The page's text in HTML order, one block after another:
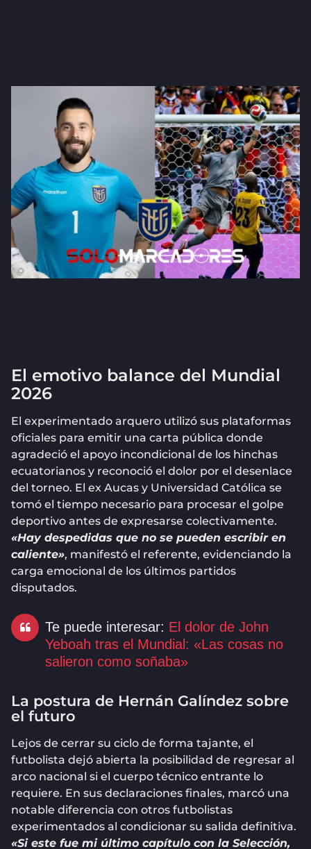
El emotivo balance del Mundial
2026
El experimentado arquero utilizó sus plataformas
oficiales para emitir una carta pública donde
agradeció el apoyo incondicional de los hinchas
ecuatorianos y reconoció el dolor por el desenlace
del torneo. El ex Aucas y Universidad Católica se
tomó el tiempo necesario para procesar el golpe
deportivo antes de expresarse colectivamente.
«Hay despedidas que no se pueden escribir en
caliente», manifestó el referente, evidenciando la
carga emocional de los últimos partidos
disputados.
Te puede interesar: El dolor de John
Yeboah tras el Mundial: «Las cosas no
salieron como soñaba»
La postura de Hernán Galíndez sobre
el futuro
Lejos de cerrar su ciclo de forma tajante, el
futbolista dejó abierta la posibilidad de regresar al
arco nacional si el cuerpo técnico entrante lo
requiere. En sus declaraciones finales, marcó una
notable diferencia con otros futbolistas
experimentados al condicionar su salida definitiva.
«Si este fue mi último capítulo con la Selección,